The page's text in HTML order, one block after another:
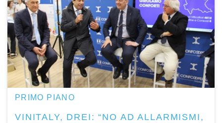
PRIMO PIANO
VINITALY, DREI: “NO AD ALLARMISMI,